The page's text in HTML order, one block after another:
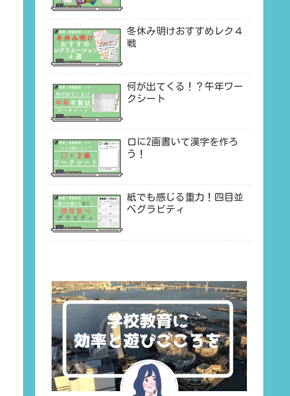
冬休み明けおすすめレク４
戦
何が出てくる！？午年ワー
クシート
口に2画書いて漢字を作ろ
う！
紙でも感じる重力！四目並
べグラビティ